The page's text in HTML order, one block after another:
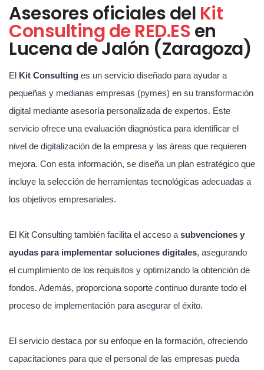
Asesores oficiales del Kit
Consulting de RED.ESen
Lucena de Jalón (Zaragoza)
El Kit Consulting es un servicio diseñado para ayudar a
pequeñas y medianas empresas (pymes) en su transformación
digital mediante asesoría personalizada de expertos. Este
servicio ofrece una evaluación diagnóstica para identificar el
nivel de digitalización de la empresa y las áreas que requieren
mejora. Con esta información, se diseña un plan estratégico que
incluye la selección de herramientas tecnológicas adecuadas a
los objetivos empresariales.
El Kit Consulting también facilita el acceso a subvenciones y
ayudas para implementar soluciones digitales, asegurando
el cumplimiento de los requisitos y optimizando la obtención de
fondos. Además, proporciona soporte continuo durante todo el
proceso de implementación para asegurar el éxito.
El servicio destaca por su enfoque en la formación, ofreciendo
capacitaciones para que el personal de las empresas pueda